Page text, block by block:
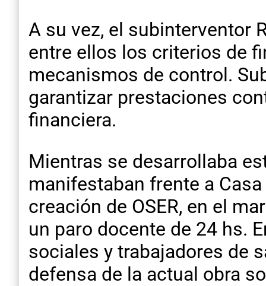
A su vez, el subinterventor
entre ellos los criterios de
mecanismos de control.
garantizar prestaciones
financiera.
Mientras se desarrollaba
manifestaban frente a
creación de OSER, en el
un paro docente de 24 hs.
sociales y trabajadores de
defensa de la actual obra